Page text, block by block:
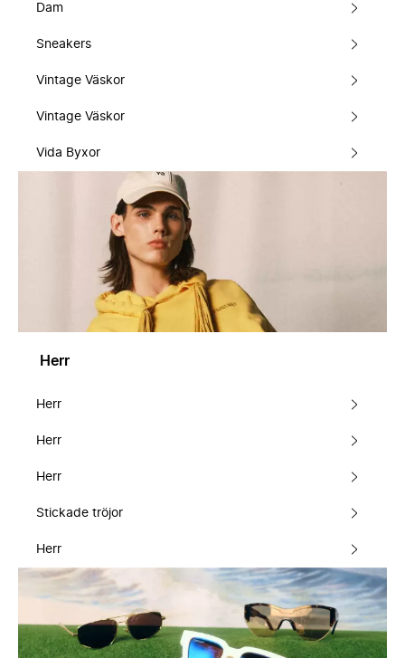
Dam
Sneakers
Vintage Väskor
Vintage Väskor
Vida Byxor
Herr
Herr
Herr
Herr
Stickade tröjor
Herr